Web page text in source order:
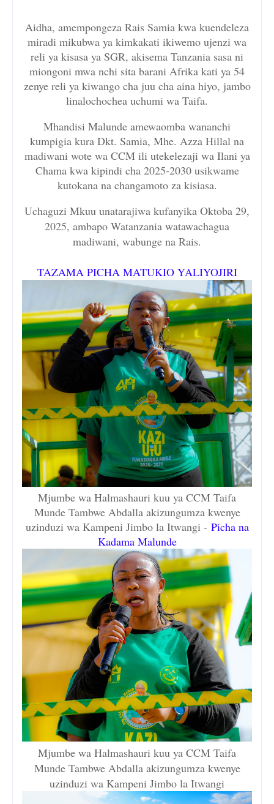
Aidha, amempongeza Rais Samia kwa kuendeleza
miradi mikubwa ya kimkakati ikiwemo ujenzi wa
reli ya kisasa ya SGR, akisema Tanzania sasa ni
miongoni mwa nchi sita barani Afrika kati ya 54
zenye reli ya kiwango cha juu cha aina hiyo, jambo
linalochochea uchumi wa Taifa.
Mhandisi Malunde amewaomba wananchi
kumpigia kura Dkt. Samia, Mhe. Azza Hillal na
madiwani wote wa CCM ili utekelezaji wa Ilani ya
Chama kwa kipindi cha 2025-2030 usikwame
kutokana na changamoto za kisiasa.
Uchaguzi Mkuu unatarajiwa kufanyika Oktoba 29,
2025, ambapo Watanzania watawachagua
madiwani, wabunge na Rais.
TAZAMA PICHA MATUKIO YALIYOJIRI
Mjumbe wa Halmashauri kuu ya CCM Taifa
Munde Tambwe Abdalla akizungumza kwenye
uzinduzi wa Kampeni Jimbo la Itwangi - Picha na
Kadama Malunde
Mjumbe wa Halmashauri kuu ya CCM Taifa
Munde Tambwe Abdalla akizungumza kwenye
uzinduzi wa Kampeni Jimbo la Itwangi